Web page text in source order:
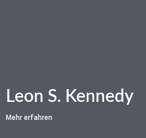
Leon S. Kennedy
Mehr erfahren